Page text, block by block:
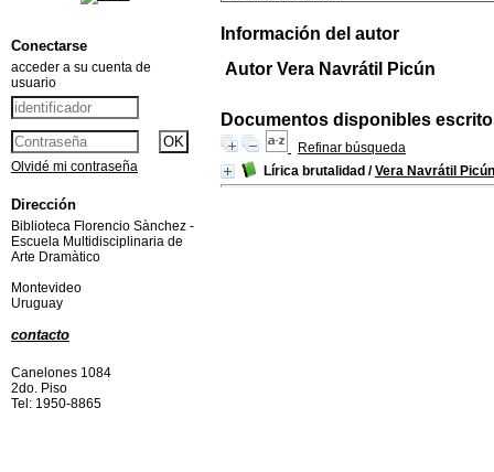
Información del autor
Autor Vera Navrátil Picún
Documentos disponibles
Refinar búsqueda
Lírica brutalidad /Vera Navrátil Picún
Conectarse
acceder a su cuenta de
usuario
Olvidé mi contraseña
Dirección
Biblioteca Florencio Sànchez -
Escuela Multidisciplinaria de
Arte Dramàtico
Montevideo
Uruguay
contacto
Canelones 1084
2do. Piso
Tel: 1950-8865